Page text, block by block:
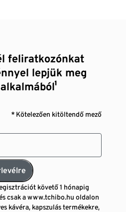
feliratkozónkat
lepjük meg
* Kötelezően kitöltendő mező
követő 1 hónapig
csak a www.tchibo.hu oldalon
kávéra, kapszulás termékekre,